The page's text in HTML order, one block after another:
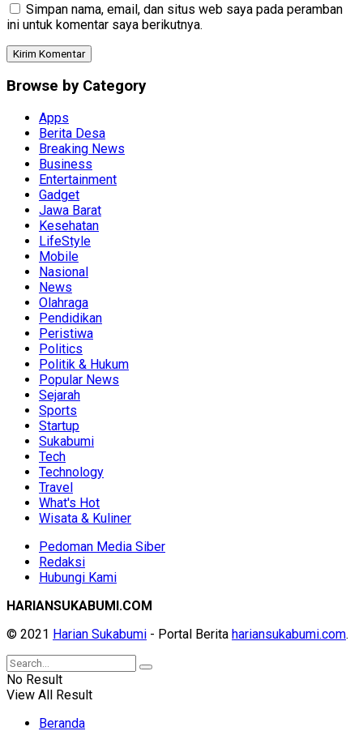
Simpan nama, email, dan situs web saya pada peramban
ini untuk komentar saya berikutnya.
Browse by Category
Apps
Berita Desa
Breaking News
Business
Entertainment
Gadget
Jawa Barat
Kesehatan
LifeStyle
Mobile
Nasional
News
Olahraga
Pendidikan
Peristiwa
Politics
Politik & Hukum
Popular News
Sejarah
Sports
Startup
Sukabumi
Tech
Technology
Travel
What's Hot
Wisata & Kuliner
Pedoman Media Siber
Redaksi
Hubungi Kami
HARIANSUKABUMI.COM
© 2021 Harian Sukabumi - Portal Berita hariansukabumi.com.
No Result
View All Result
Beranda